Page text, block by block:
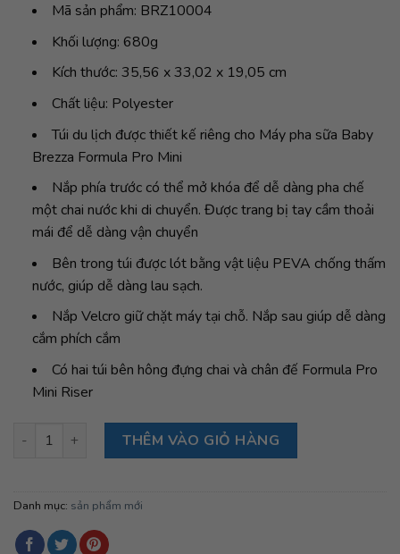
Mã sản phẩm: BRZ10004
Khối lượng: 680g
Kích thước: ‎35,56 x 33,02 x 19,05 cm
Chất liệu: Polyester
Túi du lịch được thiết kế riêng cho Máy pha sữa Baby
Brezza Formula Pro Mini
Nắp phía trước có thể mở khóa để dễ dàng pha chế
một chai nước khi di chuyển. Được trang bị tay cầm thoải
mái để dễ dàng vận chuyển
Bên trong túi được lót bằng vật liệu PEVA chống thấm
nước, giúp dễ dàng lau sạch.
Nắp Velcro giữ chặt máy tại chỗ. Nắp sau giúp dễ dàng
cắm phích cắm
Có hai túi bên hông đựng chai và chân đế Formula Pro
Mini Riser
Túi đựng máy pha sữa Baby Brezza Formula Pro Mini số lượng
THÊM VÀO GIỎ HÀNG
Danh mục: sản phẩm mới